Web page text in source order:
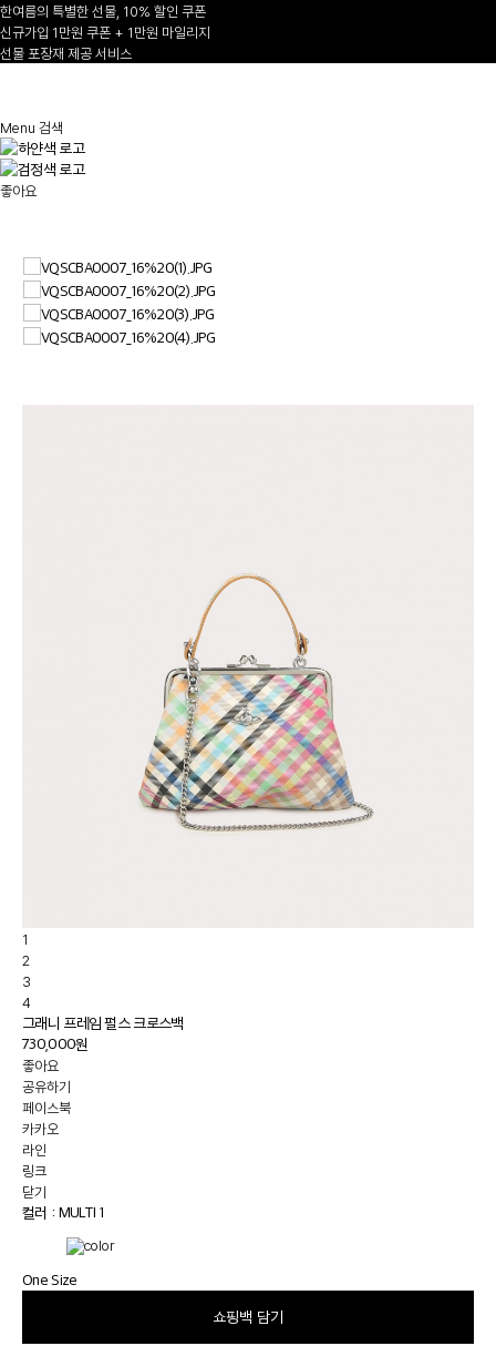
한여름의 특별한 선물, 10% 할인 쿠폰
신규가입 1만원 쿠폰 + 1만원 마일리지
선물 포장재 제공 서비스
Menu 검색
좋아요
1
2
3
4
그래니 프레임 펄스 크로스백
730,000원
좋아요
공유하기
페이스북
카카오
라인
링크
닫기
컬러 : MULTI 1
One Size
쇼핑백 담기